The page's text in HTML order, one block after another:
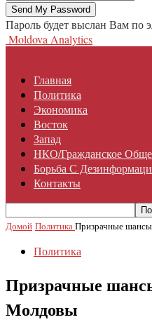
Пароль будет выслан Вам по
Moldova Analytics
Главная
Политика
Экономика
Восток
Запад
НКО/гражданское
Борьба С
Контакты
Домой ПолитикаПризрачные
Политика
Призрачные
Молдовы